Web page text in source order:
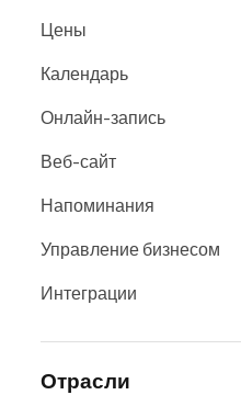
Цены
Календарь
Онлайн-запись
Веб-сайт
Напоминания
Управление бизнесом
Интеграции
Отрасли